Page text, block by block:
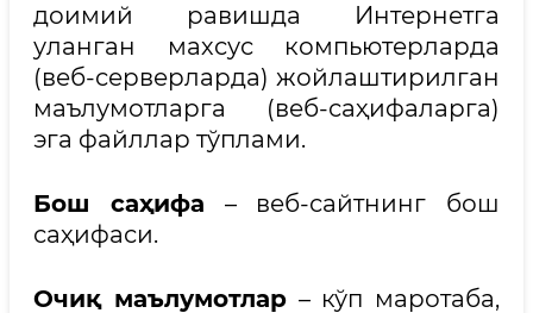
доимий равишда Интернетга
уланган махсус компьютерларда
(веб-серверларда) жойлаштирилган
маълумотларга (веб-саҳифаларга)
эга файллар тўплами.
Бош саҳифа – веб-сайтнинг бош
саҳифаси.
Очиқ маълумотлар– кўп маротаба,